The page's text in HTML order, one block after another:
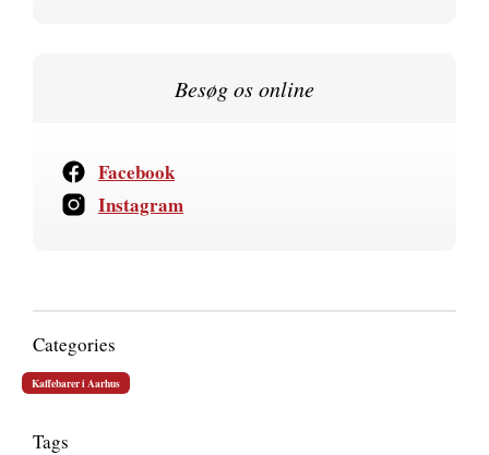
Besøg os online
Facebook
Instagram
Categories
Kaffebarer i Aarhus
Tags